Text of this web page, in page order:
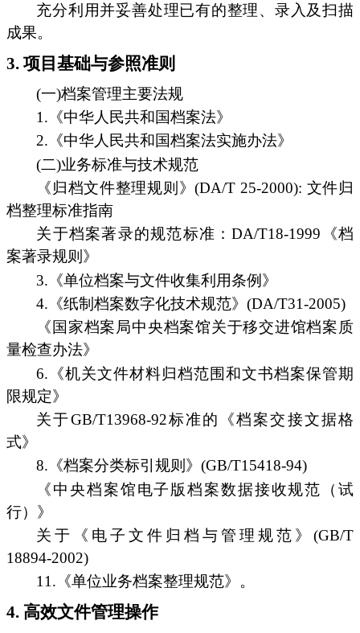
充分利用并妥善处理已有的整理、录入及扫描
成果。
3. 项目基础与参照准则
(一)档案管理主要法规
1.《中华人民共和国档案法》
2.《中华人民共和国档案法实施办法》
(二)业务标准与技术规范
《归档文件整理规则》(DA/T 25-2000): 文件归
档整理标准指南
关于档案著录的规范标准：DA/T18-1999《档
案著录规则》
3.《单位档案与文件收集利用条例》
4.《纸制档案数字化技术规范》(DA/T31-2005)
《国家档案局中央档案馆关于移交进馆档案质
量检查办法》
6.《机关文件材料归档范围和文书档案保管期
限规定》
关于GB/T13968-92标准的《档案交接文据格
式》
8.《档案分类标引规则》(GB/T15418-94)
《中央档案馆电子版档案数据接收规范（试
行）》
关于《电子文件归档与管理规范》(GB/T
18894-2002)
11.《单位业务档案整理规范》。
4. 高效文件管理操作